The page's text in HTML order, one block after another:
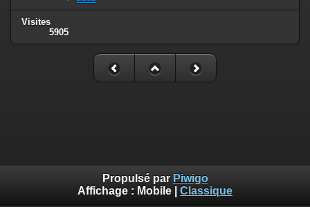
Visites
5905
Propulsé par Piwigo
Affichage : Mobile Classique